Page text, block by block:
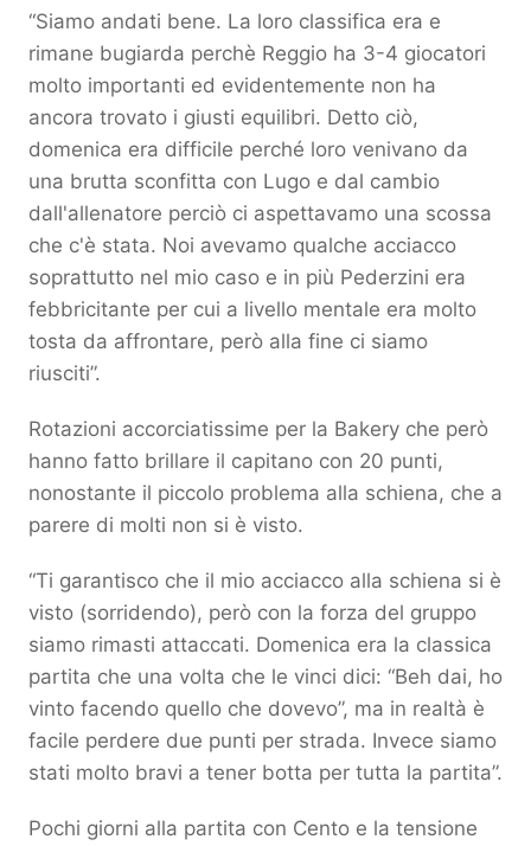
“Siamo andati bene. La loro classifica era e
rimane bugiarda perchè Reggio ha 3-4 giocatori
molto importanti ed evidentemente non ha
ancora trovato i giusti equilibri. Detto ciò,
domenica era difficile perché loro venivano da
una brutta sconfitta con Lugo e dal cambio
dall'allenatore perciò ci aspettavamo una scossa
che c'è stata. Noi avevamo qualche acciacco
soprattutto nel mio caso e in più Pederzini era
febbricitante per cui a livello mentale era molto
tosta da affrontare, però alla fine ci siamo
riusciti”.
Rotazioni accorciatissime per la Bakery che però
hanno fatto brillare il capitano con 20 punti,
nonostante il piccolo problema alla schiena, che a
parere di molti non si è visto.
“Ti garantisco che il mio acciacco alla schiena si è
visto (sorridendo), però con la forza del gruppo
siamo rimasti attaccati. Domenica era la classica
partita che una volta che le vinci dici: “Beh dai, ho
vinto facendo quello che dovevo”, ma in realtà è
facile perdere due punti per strada. Invece siamo
stati molto bravi a tener botta per tutta la partita”.
Pochi giorni alla partita con Cento e la tensione